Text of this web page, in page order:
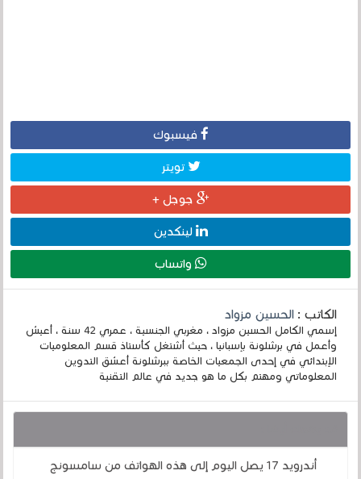
فيسبوك
تويتر
جوجل +
لينكدين
واتساب
الكاتب :الحسين مزواد
إسمي الكامل الحسين مزواد ، مغربي الجنسية ، عمري 42 سنة ، أعيش
وأعمل في برشلونة بإسبانيا ، حيث أشتغل كأستاذ قسم المعلوميات
الإبتدائي في إحدى الجمعيات الخاصة ببرشلونة أعشق التدوين
المعلوماتي ومهتم بكل ما هو جديد في عالم التقنية
أندرويد 17 يصل اليوم إلى هذه الهواتف من سامسونج